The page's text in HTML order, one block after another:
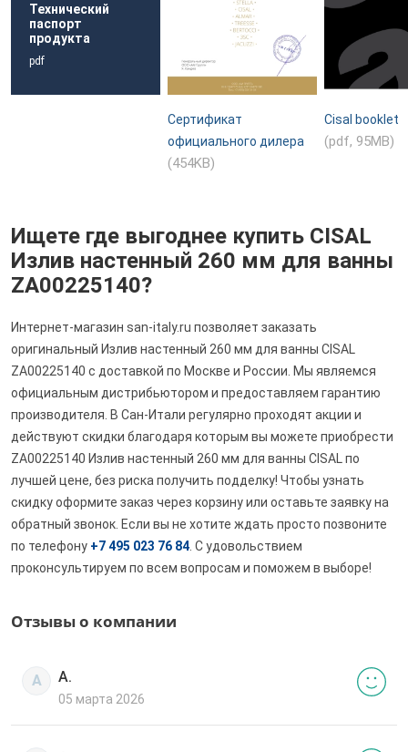
Технический
паспорт
продукта
pdf
Сертификат
официального дилера
(454KB)
Cisal booklet
(pdf, 95MB)
Ищете где выгоднее купить CISAL
Излив настенный 260 мм для ванны
ZA00225140?
Интернет-магазин san-italy.ru позволяет заказать
оригинальный Излив настенный 260 мм для ванны CISAL
ZA00225140 с доставкой по Москве и России. Мы являемся
официальным дистрибьютором и предоставляем гарантию
производителя. В Сан-Итали регулярно проходят акции и
действуют скидки благодаря которым вы можете приобрести
ZA00225140 Излив настенный 260 мм для ванны CISAL по
лучшей цене, без риска получить подделку! Чтобы узнать
скидку оформите заказ через корзину или оставьте заявку на
обратный звонок. Если вы не хотите ждать просто позвоните
по телефону +7 495 023 76 84 . С удовольствием
проконсультируем по всем вопросам и поможем в выборе!
Отзывы о компании
А А.
05 марта 2026